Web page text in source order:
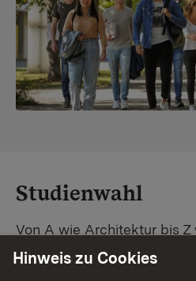
Studienwahl
Von A wie Architektur bis Z
Baden-Württemberg warten
Hinweis zu Cookies